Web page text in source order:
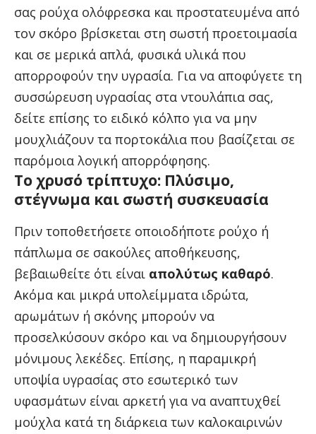
σας ρούχα ολόφρεσκα και προστατευμένα από
τον σκόρο βρίσκεται στη σωστή προετοιμασία
και σε μερικά απλά, φυσικά υλικά που
απορροφούν την υγρασία. Για να αποφύγετε τη
συσσώρευση υγρασίας στα ντουλάπια σας,
δείτε επίσης το ειδικό κόλπο για να μην
μουχλιάζουν τα πορτοκάλια που βασίζεται σε
παρόμοια λογική απορρόφησης.
Το χρυσό τρίπτυχο: Πλύσιμο,
στέγνωμα και σωστή συσκευασία
Πριν τοποθετήσετε οποιοδήποτε ρούχο ή
πάπλωμα σε σακούλες αποθήκευσης,
βεβαιωθείτε ότι είναι απολύτως καθαρό.
Ακόμα και μικρά υπολείμματα ιδρώτα,
αρωμάτων ή σκόνης μπορούν να
προσελκύσουν σκόρο και να δημιουργήσουν
μόνιμους λεκέδες. Επίσης, η παραμικρή
υποψία υγρασίας στο εσωτερικό των
υφασμάτων είναι αρκετή για να αναπτυχθεί
μούχλα κατά τη διάρκεια των καλοκαιρινών